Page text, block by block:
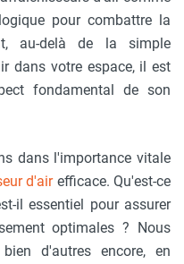
pour combattre la
au-delà de la simple
dans votre espace, il est
fondamental de son
dans l'importance vitale
d'airefficace. Qu'est-ce
il essentiel pour assurer
optimales ? Nous
d'autres encore, en